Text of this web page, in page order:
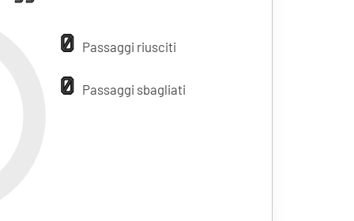
0 Passaggi riusciti
0 Passaggi sbagliati